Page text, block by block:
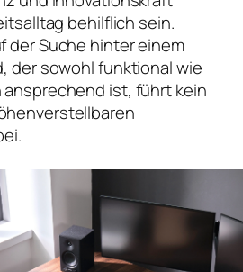
behilflich sein.
der Suche hinter einem
der sowohl funktional wie
ist, führt kein